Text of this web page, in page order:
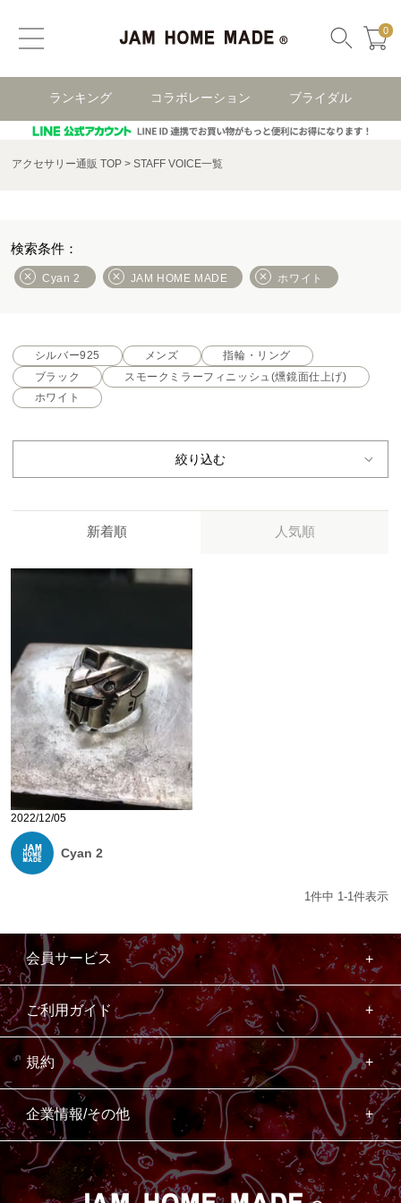
0
ランキング コラボレーション ブライダル
アクセサリー通販 TOP STAFF VOICE一覧
Cyan 2 JAM HOME MADE ホワイト
シルバー925 メンズ
指輪・リング
ブラック
スモークミラーフィニッシュ(燻鏡面仕上げ)
ホワイト
絞り込む
新着順 人気順
2022/12/05
Cyan 2
1件中 1-1件表示
会員サービス
ご利用ガイド
規約
企業情報/その他